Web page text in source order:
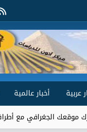
عربية أخبار عالمية
مع أطراف خارجية...